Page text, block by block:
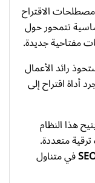
الاقتراح
تتمحور حول
مفتاحية جديدة.
أداة اقتراح إلى
هذا النظام
متعددة.
في متناول